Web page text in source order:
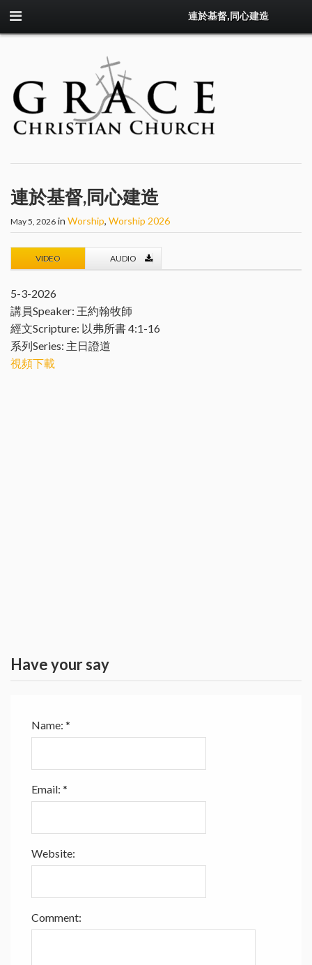
連於基督,同心建造
連於基督,同心建造
May 5, 2026 in Worship, Worship 2026
VIDEO AUDIO
5-3-2026
講員Speaker: 王約翰牧師
經文Scripture: 以弗所書 4:1-16
系列Series: 主日證道
視頻下載
Have your say
Name: *
Email: *
Website:
Comment: